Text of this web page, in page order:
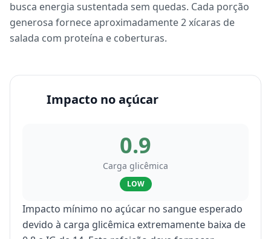
busca energia sustentada sem quedas. Cada porção
generosa fornece aproximadamente 2 xícaras de
salada com proteína e coberturas.
Impacto no açúcar
0.9
Carga glicêmica
LOW
Impacto mínimo no açúcar no sangue esperado
devido à carga glicêmica extremamente baixa de